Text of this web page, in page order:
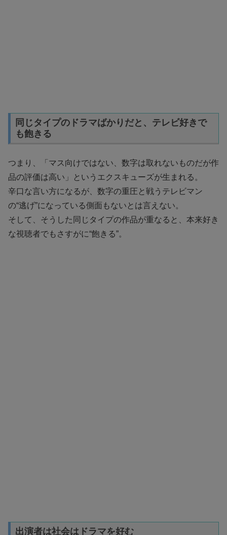
同じタイプのドラマばかりだと、テレビ好きで
も飽きる
つまり、「マス向けではない、数字は取れないものだが作
品の評価は高い」というエクスキューズが生まれる。
辛口な言い方になるが、数字の重圧と戦うテレビマン
の“逃げ”になっている側面もないとは言えない。
そして、そうした同じタイプの作品が重なると、本来好き
な視聴者でもさすがに“飽きる”。
出演者は社会はドラマを好む